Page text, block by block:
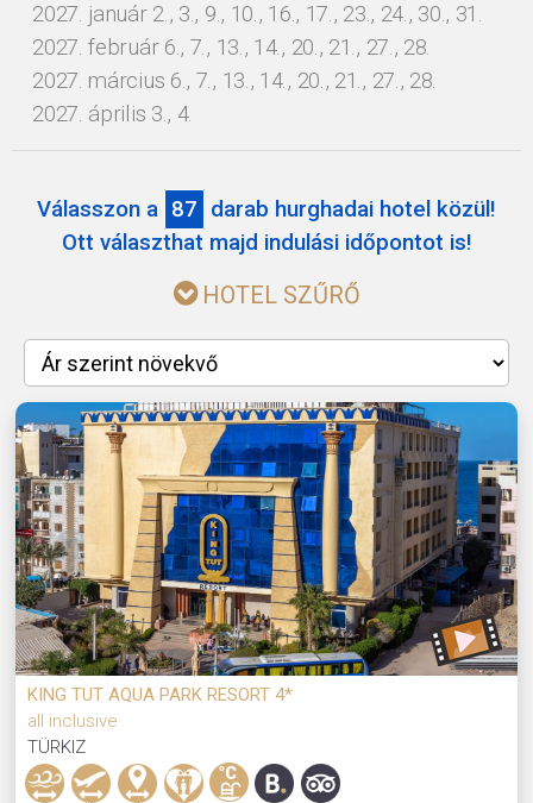
2027. január 2., 3., 9., 10., 16., 17., 23., 24., 30., 31.
2027. február 6., 7., 13., 14., 20., 21., 27., 28.
2027. március 6., 7., 13., 14., 20., 21., 27., 28.
2027. április 3., 4.
Válasszon a 87 darab hurghadai hotel közül!
Ott választhat majd indulási időpontot is!
HOTEL SZŰRŐ
KING TUT AQUA PARK RESORT 4*
all inclusive
TÜRKIZ